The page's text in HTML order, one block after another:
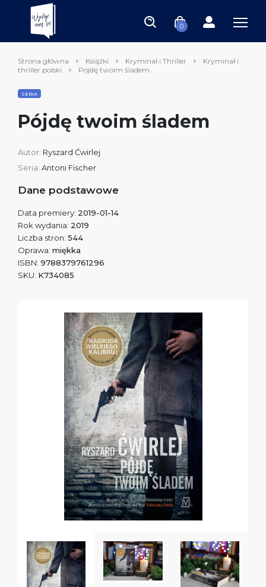
0
Strona główna Książki Kryminał i Thriller
Kryminał i
thriller polski
Pójdę twoim śladem
SERIA
Pójdę twoim śladem
Autor: Ryszard Ćwirlej
Seria: Antoni Fischer
Dane podstawowe
Data premiery: 2019-01-14
Rok wydania: 2019
Liczba stron: 544
Oprawa: miękka
ISBN: 9788379761296
SKU: K734085